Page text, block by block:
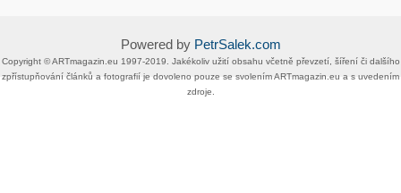
Powered by PetrSalek.com
Copyright ©​ ​​ARTmagazin.eu ​1997-2019​.​ Jakékoliv užití obsahu včetně převzetí, šíření či dalšího
zpřístupňování článků a fotografií je dovoleno pouze se svolením ​ARTmagazin.eu​ ​a s uvedením
zdroje.